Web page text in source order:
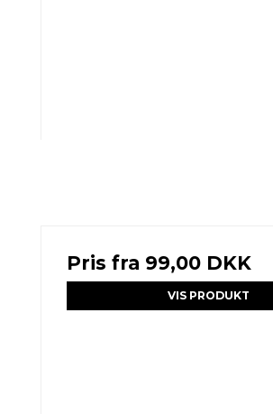
Pris fra 99,00 DKK
VIS PRODUKT